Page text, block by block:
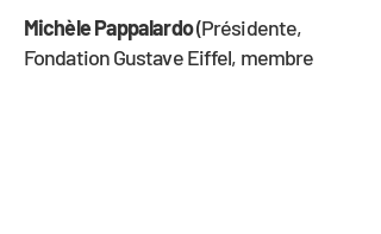
Michèle Pappalardo(Présidente,
Fondation Gustave Eiffel, membre